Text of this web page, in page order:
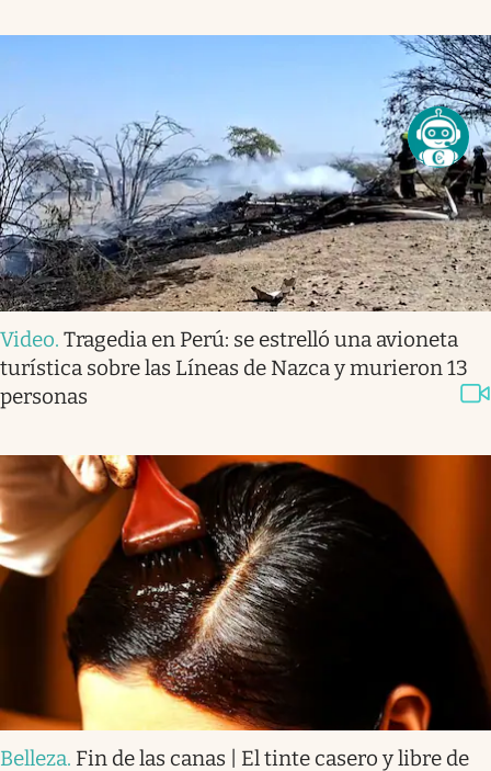
Video. Tragedia en Perú: se estrelló una avioneta
turística sobre las Líneas de Nazca y murieron 13
personas
Belleza. Fin de las canas | El tinte casero y libre de